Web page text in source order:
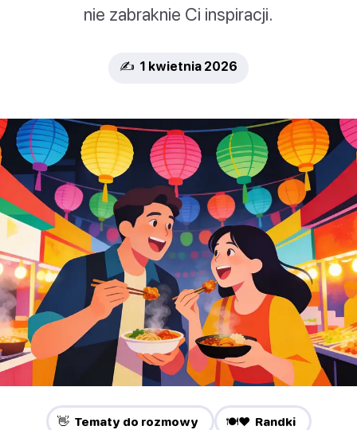
nie zabraknie Ci inspiracji.
✍️ 1 kwietnia 2026
👋 Tematy do rozmowy 🍽️❤️ Randki